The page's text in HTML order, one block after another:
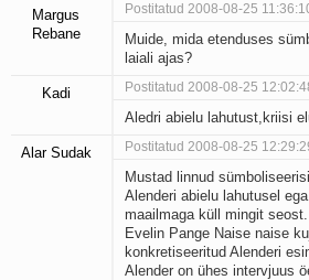
Margus
Rebane
Postitatud 2008-08-25
Muide, mida etenduses
laiali ajas?
Kadi Postitatud 2008-08-25
Aledri abielu lahutust,kriisi
Alar Sudak Postitatud 2008-08-25
Mustad linnud
Alenderi abielu lahutusel
maailmaga küll mingit seost.
Evelin Pange Naise naise
konkretiseeritud Alenderi
Alender on ühes intervjuus